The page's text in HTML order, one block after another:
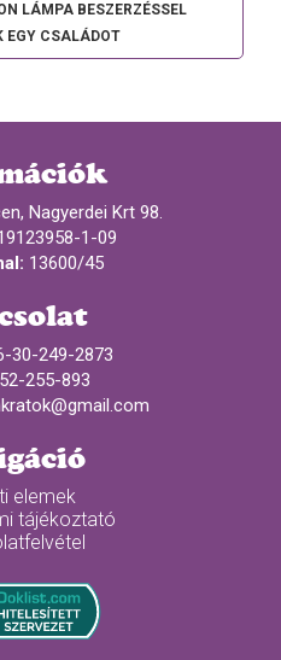
LÁMPA BESZERZÉSSEL
EGY CSALÁDOT
Nagyerdei Krt 98.
1-09
13600/45
30-249-2873
255-893
elemek
tájékoztató